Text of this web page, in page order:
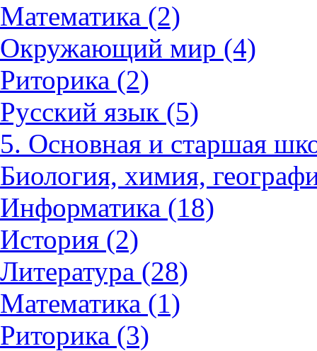
Математика (2)
Окружающий мир (4)
Риторика (2)
Русский язык (5)
5. Основная и старшая
Биология, химия,
Информатика (18)
История (2)
Литература (28)
Математика (1)
Риторика (3)